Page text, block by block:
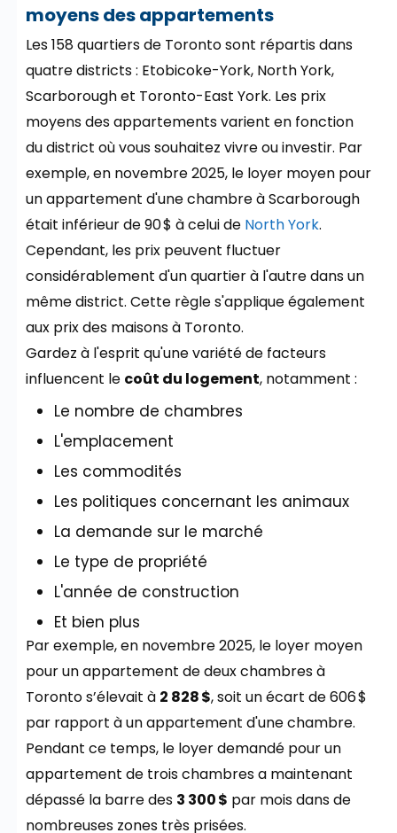
moyens des appartements
Les 158 quartiers de Toronto sont répartis dans
quatre districts : Etobicoke-York, North York,
Scarborough et Toronto-East York. Les prix
moyens des appartements varient en fonction
du district où vous souhaitez vivre ou investir. Par
exemple, en novembre 2025, le loyer moyen pour
un appartement d'une chambre à Scarborough
était inférieur de 90 $ à celui de North York.
Cependant, les prix peuvent fluctuer
considérablement d'un quartier à l'autre dans un
même district. Cette règle s'applique également
aux prix des maisons à Toronto.
Gardez à l'esprit qu'une variété de facteurs
influencent le coût du logement, notamment :
Le nombre de chambres
L'emplacement
Les commodités
Les politiques concernant les animaux
La demande sur le marché
Le type de propriété
L'année de construction
Et bien plus
Par exemple, en novembre 2025, le loyer moyen
pour un appartement de deux chambres à
Toronto s’élevait à 2 828 $, soit un écart de 606 $
par rapport à un appartement d'une chambre.
Pendant ce temps, le loyer demandé pour un
appartement de trois chambres a maintenant
dépassé la barre des 3 300 $ par mois dans de
nombreuses zones très prisées.